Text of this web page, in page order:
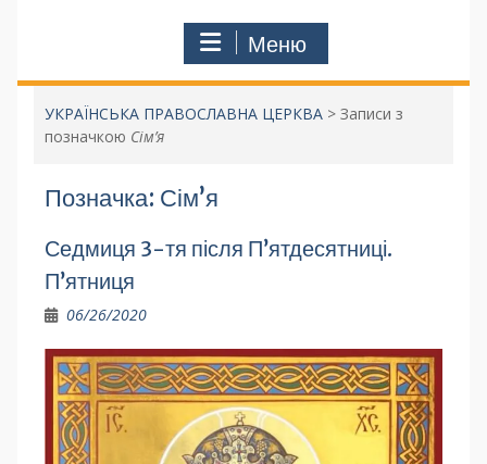
Меню
УКРАЇНСЬКА ПРАВОСЛАВНА ЦЕРКВА> Записи з
позначкою Сім’я
Позначка: Сім’я
Седмиця 3-тя після П’ятдесятниці.
П’ятниця
06/26/2020